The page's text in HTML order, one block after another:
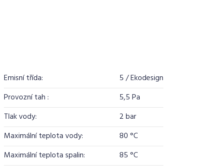
Emisní třída:
5 / Ekodesign
Provozní tah :
5,5 Pa
Tlak vody:
2 bar
Maximální teplota vody:
80 °C
Maximální teplota spalin:
85 °C